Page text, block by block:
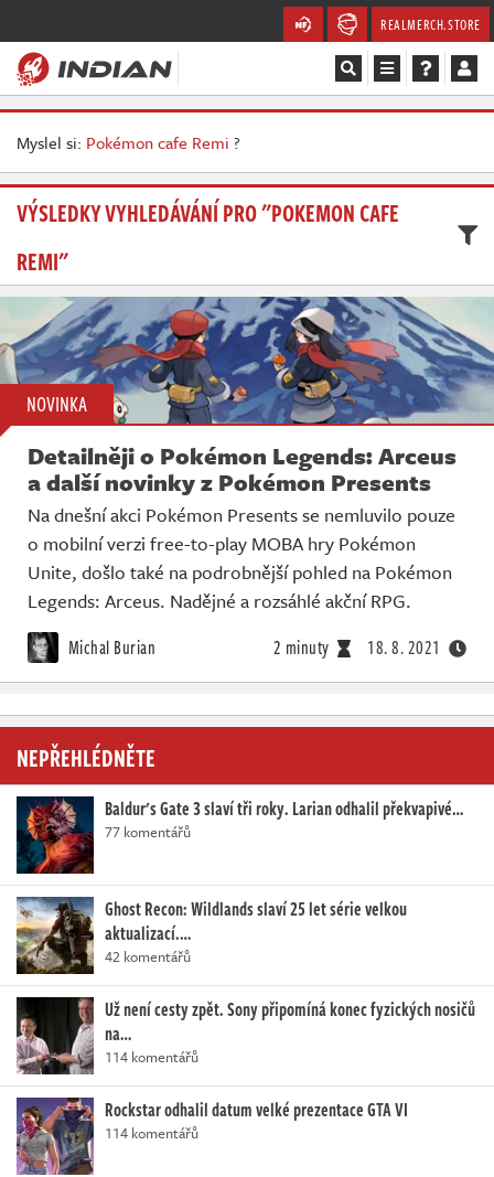
REALMERCH.STORE
Magazín
Recenze
Soutěže
Databáze
Komunita
Redakce
Myslel si: Pokémon cafe Remi ?
VÝSLEDKY VYHLEDÁVÁNÍ PRO "POKEMON CAFE
REMI"
NOVINKA
Detailněji o Pokémon Legends: Arceus
a další novinky z Pokémon Presents
Na dnešní akci Pokémon Presents se nemluvilo pouze
o mobilní verzi free-to-play MOBA hry Pokémon
Unite, došlo také na podrobnější pohled na Pokémon
Legends: Arceus. Nadějné a rozsáhlé akční RPG.
Michal Burian 2 minuty 18. 8. 2021
NEPŘEHLÉDNĚTE
Baldur's Gate 3 slaví tři roky. Larian odhalil překvapivé…
77 komentářů
Ghost Recon: Wildlands slaví 25 let série velkou
aktualizací.…
42 komentářů
Už není cesty zpět. Sony připomíná konec fyzických nosičů
na…
114 komentářů
Rockstar odhalil datum velké prezentace GTA VI
114 komentářů